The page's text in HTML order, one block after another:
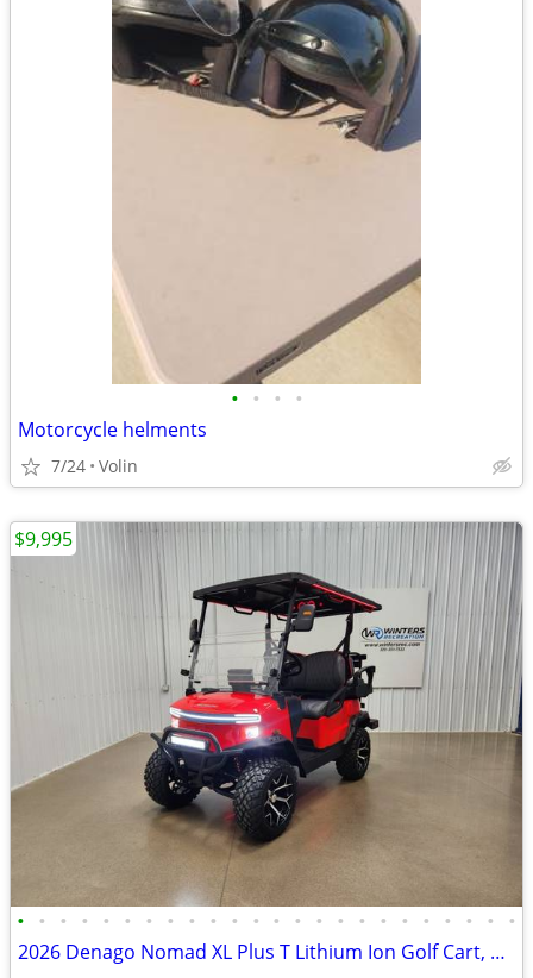
• • • •
Motorcycle helments
7/24 Volin
• • • • • • • • • • • • • • • • • • • • • • • •
2026 Denago Nomad XL Plus T Lithium Ion Golf Cart, Scarlet
$9,995